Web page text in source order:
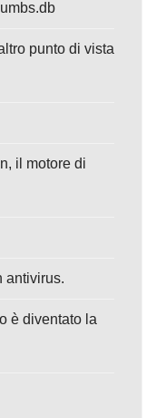
punto di vista
il motore di
antivirus.
è diventato la